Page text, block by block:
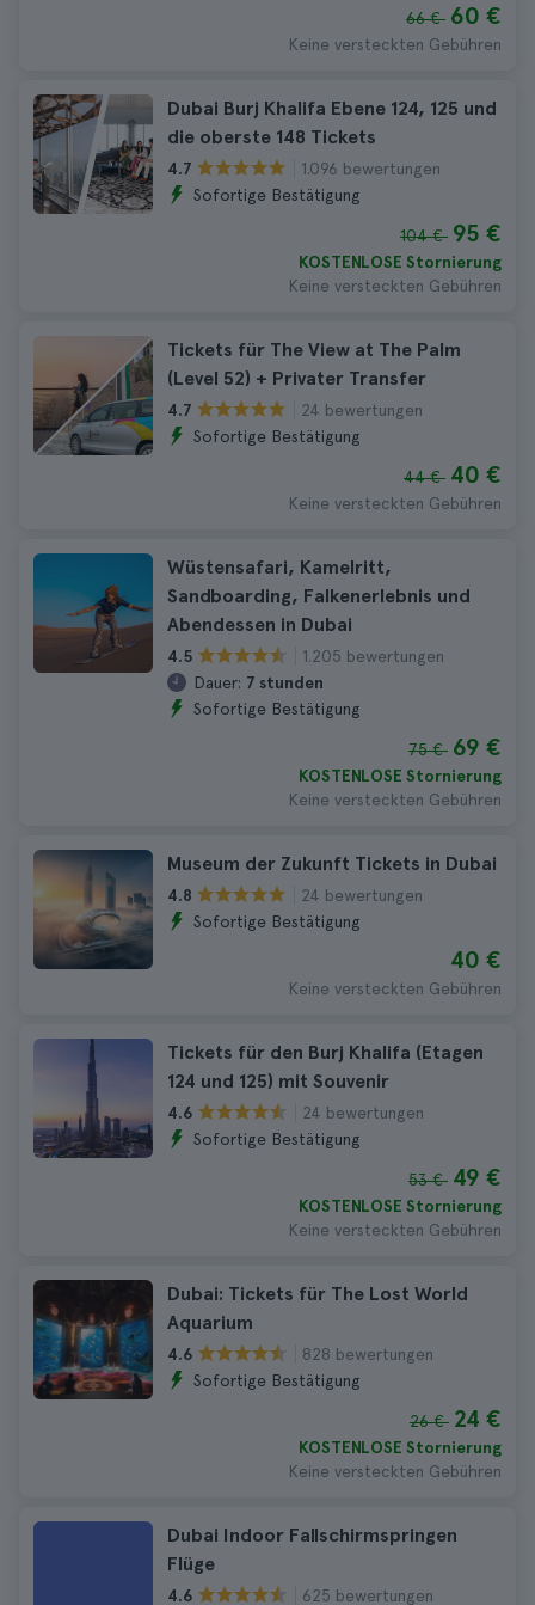
66 € 60 €
Keine versteckten Gebühren
Dubai Burj Khalifa Ebene 124, 125 und
die oberste 148 Tickets
4.7
1.096 bewertungen
Sofortige Bestätigung
104 € 95 €
KOSTENLOSE Stornierung
Keine versteckten Gebühren
Tickets für The View at The Palm
(Level 52) + Privater Transfer
4.7
24 bewertungen
Sofortige Bestätigung
44 € 40 €
Keine versteckten Gebühren
Wüstensafari, Kamelritt,
Sandboarding, Falkenerlebnis und
Abendessen in Dubai
4.5
1.205 bewertungen
Dauer: 7 stunden
Sofortige Bestätigung
75 € 69 €
KOSTENLOSE Stornierung
Keine versteckten Gebühren
Museum der Zukunft Tickets in Dubai
4.8
24 bewertungen
Sofortige Bestätigung
40 €
Keine versteckten Gebühren
Tickets für den Burj Khalifa (Etagen
124 und 125) mit Souvenir
4.6
24 bewertungen
Sofortige Bestätigung
53 € 49 €
KOSTENLOSE Stornierung
Keine versteckten Gebühren
Dubai: Tickets für The Lost World
Aquarium
4.6
828 bewertungen
Sofortige Bestätigung
26 € 24 €
KOSTENLOSE Stornierung
Keine versteckten Gebühren
Dubai Indoor Fallschirmspringen
Flüge
4.6 625 bewertungen